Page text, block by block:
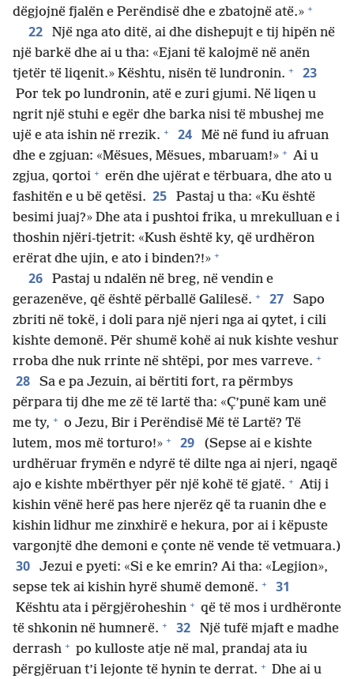
dëgjojnë fjalën e Perëndisë dhe e zbatojnë atë.» +
22
Një nga ato ditë, ai dhe dishepujt e tij hipën në
një barkë dhe ai u tha: «Ejani të kalojmë në anën
tjetër të liqenit.» Kështu, nisën të lundronin. + 23
Por tek po lundronin, atë e zuri gjumi. Në liqen u
ngrit një stuhi e egër dhe barka nisi të mbushej me
ujë e ata ishin në rrezik. + 24
Më në fund iu afruan
dhe e zgjuan: «Mësues, Mësues, mbaruam!» + Ai u
zgjua, qortoi + erën dhe ujërat e tërbuara, dhe ato u
fashitën e u bë qetësi. 25
Pastaj u tha: «Ku është
besimi juaj?» Dhe ata i pushtoi frika, u mrekulluan e i
thoshin njëri-tjetrit: «Kush është ky, që urdhëron
erërat dhe ujin, e ato i binden?!» +
26
Pastaj u ndalën në breg, në vendin e
gerazenëve, që është përballë Galilesë. + 27
Sapo
zbriti në tokë, i doli para një njeri nga ai qytet, i cili
kishte demonë. Për shumë kohë ai nuk kishte veshur
rroba dhe nuk rrinte në shtëpi, por mes varreve. +
28
Sa e pa Jezuin, ai bërtiti fort, ra përmbys
përpara tij dhe me zë të lartë tha: «Ç’punë kam unë
me ty, + o Jezu, Bir i Perëndisë Më të Lartë? Të
lutem, mos më torturo!» + 29
(Sepse ai e kishte
urdhëruar frymën e ndyrë të dilte nga ai njeri, ngaqë
ajo e kishte mbërthyer për një kohë të gjatë. + Atij i
kishin vënë herë pas here njerëz që ta ruanin dhe e
kishin lidhur me zinxhirë e hekura, por ai i këpuste
vargonjtë dhe demoni e çonte në vende të vetmuara.)
30
Jezui e pyeti: «Si e ke emrin? Ai tha: «Legjion»,
sepse tek ai kishin hyrë shumë demonë. + 31
Kështu ata i përgjëroheshin + që të mos i urdhëronte
të shkonin në humnerë. + 32
Një tufë mjaft e madhe
derrash + po kulloste atje në mal, prandaj ata iu
përgjëruan t’i lejonte të hynin te derrat. + Dhe ai u